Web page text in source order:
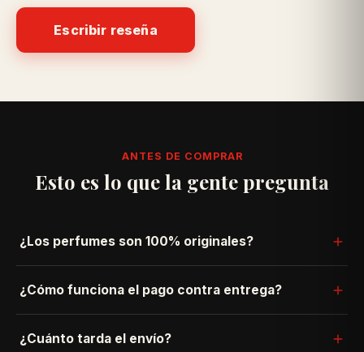
Escribir reseña
ANTES DE COMPRAR
Esto es lo que la gente pregunta
¿Los perfumes son 100% originales?
nunca vendemos réplicas ni clones. Si algo no es
original, te devolvemos tu dinero.
¿Cómo funciona el pago contra entrega?
pedido en la puerta de tu casa — en efectivo o con
¿Cuánto tarda el envío?